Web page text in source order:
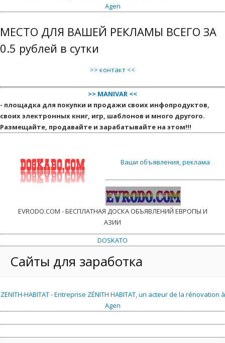
Agen
МЕСТО ДЛЯ ВАШЕЙ РЕКЛАМЫ ВСЕГО ЗА
0.5 рублей в сутки
>> контакт <<
>> MANIVAR <<
- площадка для покупки и продажи своих инфопродуктов,
своих электронных книг, игр, шаблонов и много другого.
Размещайте, продавайте и зарабатывайте на этом!!!
Ваши объявления, реклама
EVRODO.COM - БЕСПЛАТНАЯ ДОСКА ОБЪЯВЛЕНИЙ ЕВРОПЫ И
АЗИИ
DOSKATO
Сайты для заработка
ZENITH-HABITAT - Entreprise ZÉNITH HABITAT, un acteur de la rénovation à
Agen